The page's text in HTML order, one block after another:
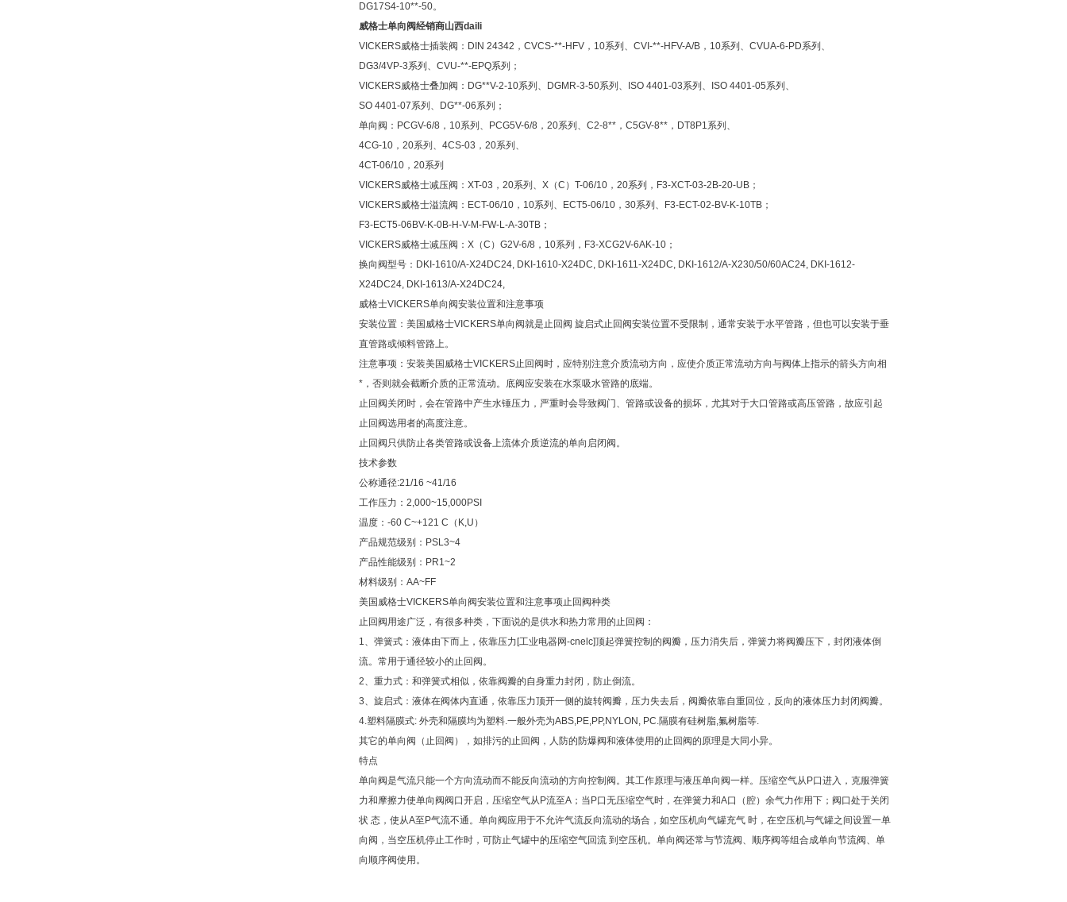
DG17S4-10**-50。
威格士单向阀经销商山西daili
VICKERS威格士插装阀：DIN 24342，CVCS-**-HFV，10系列、CVI-**-HFV-A/B，10系列、CVUA-6-PD系列、
DG3/4VP-3系列、CVU-**-EPQ系列；
VICKERS威格士叠加阀：DG**V-2-10系列、DGMR-3-50系列、ISO 4401-03系列、ISO 4401-05系列、
SO 4401-07系列、DG**-06系列；
单向阀：PCGV-6/8，10系列、PCG5V-6/8，20系列、C2-8**，C5GV-8**，DT8P1系列、
4CG-10，20系列、4CS-03，20系列、
4CT-06/10，20系列
VICKERS威格士减压阀：XT-03，20系列、X（C）T-06/10，20系列，F3-XCT-03-2B-20-UB；
VICKERS威格士溢流阀：ECT-06/10，10系列、ECT5-06/10，30系列、F3-ECT-02-BV-K-10TB；
F3-ECT5-06BV-K-0B-H-V-M-FW-L-A-30TB；
VICKERS威格士减压阀：X（C）G2V-6/8，10系列，F3-XCG2V-6AK-10；
换向阀型号：DKI-1610/A-X24DC24, DKI-1610-X24DC, DKI-1611-X24DC, DKI-1612/A-X230/50/60AC24, DKI-1612-
X24DC24, DKI-1613/A-X24DC24,
威格士VICKERS单向阀安装位置和注意事项
安装位置：美国威格士VICKERS单向阀就是止回阀 旋启式止回阀安装位置不受限制，通常安装于水平管路，但也可以安装于垂
直管路或倾料管路上。
注意事项：安装美国威格士VICKERS止回阀时，应特别注意介质流动方向，应使介质正常流动方向与阀体上指示的箭头方向相
*，否则就会截断介质的正常流动。底阀应安装在水泵吸水管路的底端。
止回阀关闭时，会在管路中产生水锤压力，严重时会导致阀门、管路或设备的损坏，尤其对于大口管路或高压管路，故应引起
止回阀选用者的高度注意。
止回阀只供防止各类管路或设备上流体介质逆流的单向启闭阀。
技术参数
公称通径:21/16 ~41/16
工作压力：2,000~15,000PSI
温度：-60 C~+121 C（K,U）
产品规范级别：PSL3~4
产品性能级别：PR1~2
材料级别：AA~FF
美国威格士VICKERS单向阀安装位置和注意事项止回阀种类
止回阀用途广泛，有很多种类，下面说的是供水和热力常用的止回阀：
1、弹簧式：液体由下而上，依靠压力[工业电器网-cnelc]顶起弹簧控制的阀瓣，压力消失后，弹簧力将阀瓣压下，封闭液体倒
流。常用于通径较小的止回阀。
2、重力式：和弹簧式相似，依靠阀瓣的自身重力封闭，防止倒流。
3、旋启式：液体在阀体内直通，依靠压力顶开一侧的旋转阀瓣，压力失去后，阀瓣依靠自重回位，反向的液体压力封闭阀瓣。
4.塑料隔膜式: 外壳和隔膜均为塑料.一般外壳为ABS,PE,PP,NYLON, PC.隔膜有硅树脂,氟树脂等.
其它的单向阀（止回阀），如排污的止回阀，人防的防爆阀和液体使用的止回阀的原理是大同小异。
特点
单向阀是气流只能一个方向流动而不能反向流动的方向控制阀。其工作原理与液压单向阀一样。压缩空气从P口进入，克服弹簧
力和摩擦力使单向阀阀口开启，压缩空气从P流至A；当P口无压缩空气时，在弹簧力和A口（腔）余气力作用下；阀口处于关闭
状 态，使从A至P气流不通。单向阀应用于不允许气流反向流动的场合，如空压机向气罐充气 时，在空压机与气罐之间设置一单
向阀，当空压机停止工作时，可防止气罐中的压缩空气回流 到空压机。单向阀还常与节流阀、顺序阀等组合成单向节流阀、单
向顺序阀使用。